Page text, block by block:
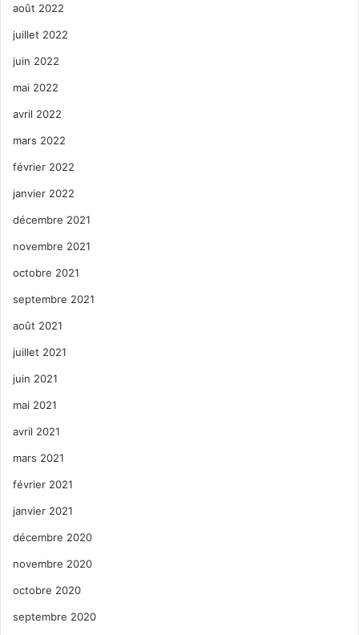
août 2022
juillet 2022
juin 2022
mai 2022
avril 2022
mars 2022
février 2022
janvier 2022
décembre 2021
novembre 2021
octobre 2021
septembre 2021
août 2021
juillet 2021
juin 2021
mai 2021
avril 2021
mars 2021
février 2021
janvier 2021
décembre 2020
novembre 2020
octobre 2020
septembre 2020